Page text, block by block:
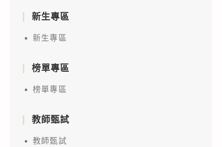
新生專區
新生專區
榜單專區
榜單專區
教師甄試
教師甄試